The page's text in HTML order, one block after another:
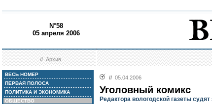
N°58
05 апреля 2006
//Архив
ВЕСЬ НОМЕР
ПЕРВАЯ ПОЛОСА
ПОЛИТИКА И ЭКОНОМИКА
ОБЩЕСТВО
// 05.04.2006
Уголовный комикс
Редактора вологодской газеты